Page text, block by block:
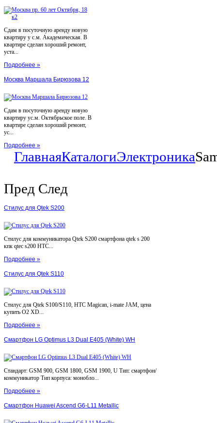
Сдам в посуточную аренду новую
квартиру у с.м. Академическая. В
квартире сделан хороший ремонт,
уста...
Подробнее »
Москва Маршала Бирюзова 12
Сдам в посуточную аренду новую
квартиру ус.м. Октябрьское поле. В
квартире сделан хороший ремонт,
ус...
Подробнее »
ГлавнаяКаталогиЭлектроника
Пред След
Стилус для Qtek S200
Стилус для коммуникатора Qtek S200 смартфона qtek s 200
кпк qtec s200 HTC...
Подробнее »
Стилус для Qtek S110
Стилус для Qtek S100/S110, HTC Magican, i-mate JAM, цена
купить O2 XD...
Подробнее »
Смартфон LG Optimus L3 Dual E405 (White) WH
Стандарт: GSM 900, GSM 1800, GSM 1900, U Тип: смартфон/
коммуникатор Тип корпуса: монобло...
Подробнее »
Смартфон Huawei Ascend G6-L11 Metallic